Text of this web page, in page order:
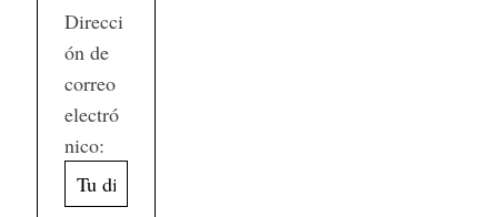
Direcci
ón de
correo
electró
nico: